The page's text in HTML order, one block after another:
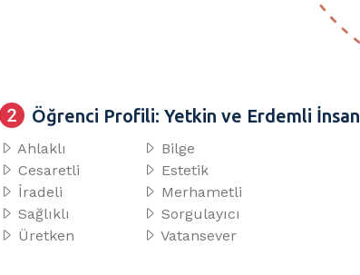
Öğrenci Profili: Yetkin ve Erdemli İnsan
Ahlaklı
Cesaretli
İradeli
Sağlıklı
Üretken
Bilge
Estetik
Merhametli
Sorgulayıcı
Vatansever